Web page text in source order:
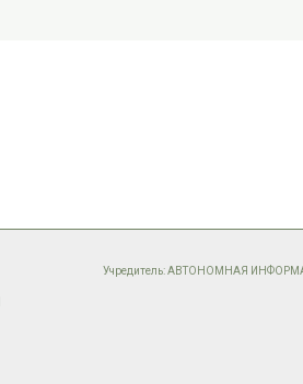
Учредитель: АВТОНОМНАЯ